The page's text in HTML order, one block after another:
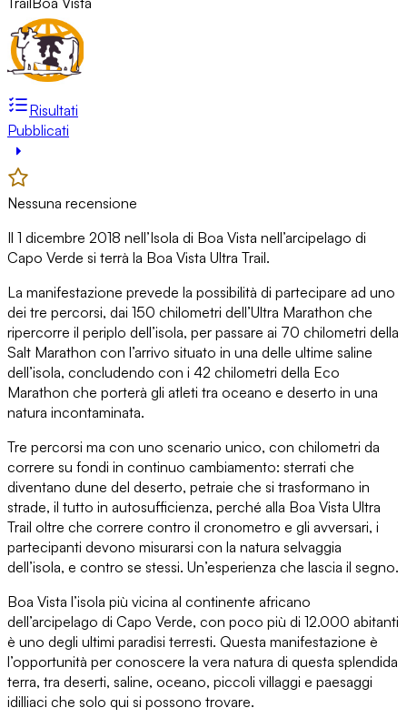
Risultati
Pubblicati
Nessuna recensione
Il 1 dicembre 2018 nell’Isola di Boa Vista nell’arcipelago di
Capo Verde si terrà la Boa Vista Ultra Trail.
La manifestazione prevede la possibilità di partecipare ad uno
dei tre percorsi, dai 150 chilometri dell’Ultra Marathon che
ripercorre il periplo dell’isola, per passare ai 70 chilometri della
Salt Marathon con l’arrivo situato in una delle ultime saline
dell’isola, concludendo con i 42 chilometri della Eco
Marathon che porterà gli atleti tra oceano e deserto in una
natura incontaminata.
Tre percorsi ma con uno scenario unico, con chilometri da
correre su fondi in continuo cambiamento: sterrati che
diventano dune del deserto, petraie che si trasformano in
strade, il tutto in autosufficienza, perché alla Boa Vista Ultra
Trail oltre che correre contro il cronometro e gli avversari, i
partecipanti devono misurarsi con la natura selvaggia
dell’isola, e contro se stessi. Un’esperienza che lascia il segno.
Boa Vista l’isola più vicina al continente africano
dell’arcipelago di Capo Verde, con poco più di 12.000 abitanti
è uno degli ultimi paradisi terresti. Questa manifestazione è
l’opportunità per conoscere la vera natura di questa splendida
terra, tra deserti, saline, oceano, piccoli villaggi e paesaggi
idilliaci che solo qui si possono trovare.